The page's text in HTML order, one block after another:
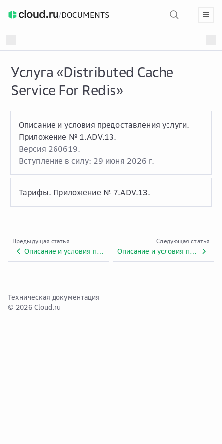
/DOCUMENTS
Услуга «Distributed Cache
Service For Redis»
Описание и условия предоставления услуги.
Приложение № 1.ADV.13.
Версия 260619.
Вступление в силу: 29 июня 2026 г.
Тарифы. Приложение № 7.ADV.13.
Предыдущая статья
Описание и условия предоставления услуги «Аренда SFP модуля». Приложение № 1.ADV.11.1.
Следующая статья
Описание и условия предоставления услуги «Distributed Cache Service For Redis». Приложение № 1.ADV.13.
Техническая документация
© 2026 Cloud.ru